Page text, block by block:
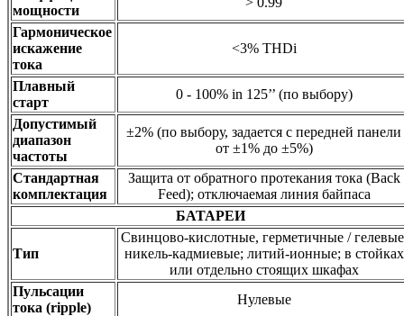
мощности
Гармоническое
искажение
тока
<3% THDi
Плавный
старт
0 - 100% in 125’’ (по выбору)
Допустимый
диапазон
частоты
±2% (по выбору, задается с передней панели
от ±1% до ±5%)
Стандартная
комплектация
Защита от обратного протекания тока (Back
Feed); отключаемая линия байпаса
БАТАРЕИ
Тип
Свинцово-кислотные, герметичные /
никель-кадмиевые; литий-ионные; в стойках
или отдельно стоящих шкафах
Пульсации
тока (ripple)
Нулевые